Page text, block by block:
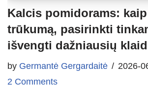
Kalcis pomidorams:
trūkumą, pasirinkti
išvengti dažniausių
by Germantė Gergardaitė
2026-
2 Comments